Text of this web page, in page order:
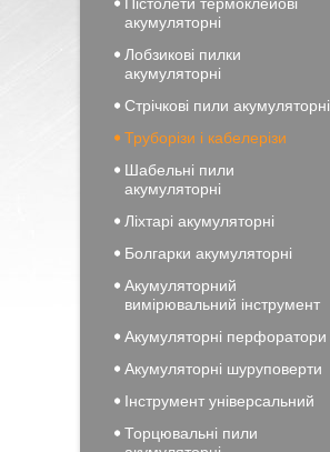
акумуляторні
Лобзикові пилки
акумуляторні
Стрічкові пили акумуляторні
Труборізи і кабелерізи
Шабельні пили
акумуляторні
Ліхтарі акумуляторні
Болгарки акумуляторні
Акумуляторний
вимірювальний інструмент
Акумуляторні перфоратори
Акумуляторні шуруповерти
Інструмент універсальний
Торцювальні пили